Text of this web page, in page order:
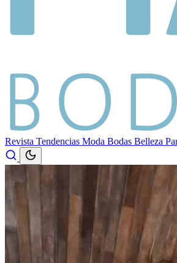
Revista Tendencias Moda Bodas Belleza